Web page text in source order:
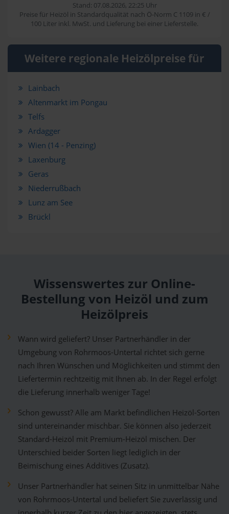
Stand: 07.08.2026, 22:25 Uhr
Preise für Heizöl in Standardqualität nach Ö-Norm C 1109 in € /
100 Liter inkl. MwSt. und Lieferung bei einer Lieferstelle.
Weitere regionale Heizölpreise für
Lainbach
Altenmarkt im Pongau
Telfs
Ardagger
Wien (14 - Penzing)
Laxenburg
Geras
Niederrußbach
Lunz am See
Brückl
Wissenswertes zur Online-
Bestellung von Heizöl und zum
Heizölpreis
Wann wird geliefert? Unser Partnerhändler in der
Umgebung von Rohrmoos-Untertal richtet sich gerne
nach Ihren Wünschen und Möglichkeiten und stimmt den
Liefertermin rechtzeitig mit Ihnen ab. In der Regel erfolgt
die Lieferung innerhalb weniger Tage!
Schon gewusst? Alle am Markt befindlichen Heizöl-Sorten
sind untereinander mischbar. Sie können also jederzeit
Standard-Heizöl mit Premium-Heizöl mischen. Der
Unterschied beider Sorten liegt lediglich in der
Beimischung eines Additives (Zusatz).
Unser Partnerhändler hat seinen Sitz in unmittelbar Nähe
von Rohrmoos-Untertal und beliefert Sie zuverlässig und